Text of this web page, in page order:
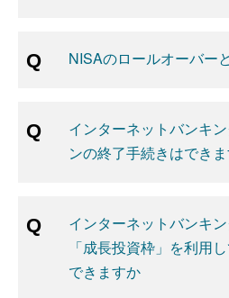
NISAのロールオーバー
インターネットバンキ
ンの終了手続きはでき
インターネットバンキ
「成長投資枠」を利用
できますか